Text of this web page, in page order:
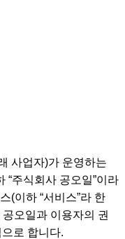
사업자)가 운영하는
“주식회사 공오일”이라
(이하 “서비스”라 한
오일과 이용자의 권
로 합니다.